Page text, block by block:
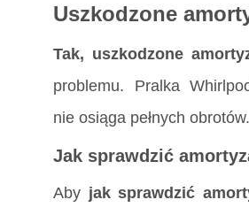
Uszkodzone
Tak, uszkodzone
problemu. Pralka
nie osiąga pełnych obrotów.
Jak sprawdzić
Aby jak sprawdzić